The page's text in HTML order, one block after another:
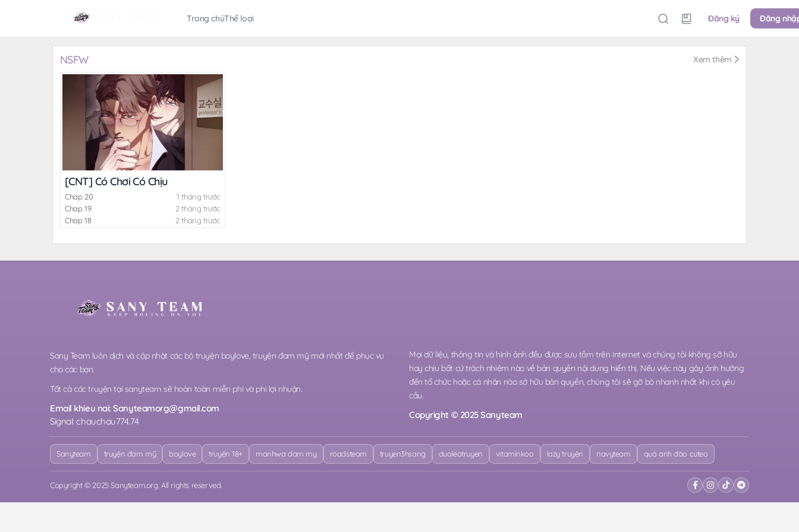
Trang chủThể loại Đăng ký Đăng
NSFW Xem thêm
[CNT] Có Chơi Có Chịu
Chap 20
1 tháng trước
Chap 19
2 tháng trước
Chap 18
2 tháng trước
Sany Team luôn dịch và cập nhật các bộ truyện boylove, truyện đam mỹ mới nhất để phục vụ
cho các bạn.
Tất cả các truyện tại sanyteam sẽ hoàn toàn miễn phí và phi lợi nhuận.
Email khieu nai:Sanyteamorg@gmail.com
Signal: chauchau774.74
Mọi dữ liệu, thông tin và hình ảnh đều được sưu tầm trên internet và chúng tôi không sỡ hữu
hay chịu bất cứ trách nhiệm nào về bản quyền nội dung hiển thị. Nếu việc này gây ảnh hưởng
đến tổ chức hoặc cá nhân nào sở hữu bản quyền, chúng tôi sẽ gỡ bỏ nhanh nhất khi có yêu
cầu.
Copyright © 2025 Sanyteam
Sanyteam truyện đam mỹ boylove truyện 18+ manhwa dam my roadsteam truyen3hsang dualeotruyen vitaminkoo lazy truyện navyteam quả anh đào cuteo
Copyright © 2025 Sanyteam.org. All rights reserved.